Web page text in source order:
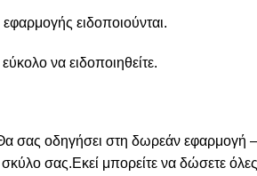
ειδοποιούνται.
να ειδοποιηθείτε.
σας οδηγήσει στη δωρεάν εφαρμογή
σας.Εκεί μπορείτε να δώσετε